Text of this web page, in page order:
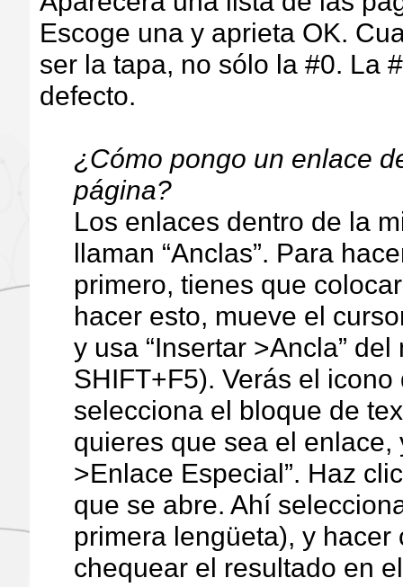
Escoge una y aprieta OK.
ser la tapa, no sólo la #0. La
defecto.
¿Cómo pongo un enlace
página?
Los enlaces dentro de la
llaman “Anclas”. Para
primero, tienes que
hacer esto, mueve el
y usa “Insertar >Ancla”
SHIFT+F5). Verás el
selecciona el bloque de
quieres que sea el enlace,
>Enlace Especial”. Haz
que se abre. Ahí
primera lengüeta), y hacer
chequear el resultado en